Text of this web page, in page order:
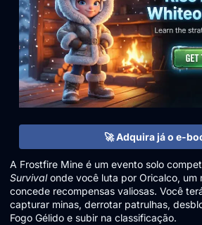
🚀 Adquira já o e-
A Frostfire Mine é um evento solo
Survivalonde você luta por Oricalco, um
concede recompensas valiosas. Você
capturar minas, derrotar patrulhas,
Fogo Gélido e subir na classificação.